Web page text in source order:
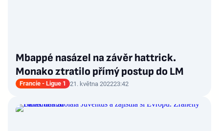
Mbappé nasázel na závěr hattrick.
Monako ztratilo přímý postup do LM
Francie - Ligue 1 21. května 202223:42